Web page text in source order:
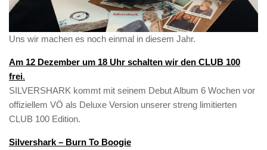
Uns wir machen es noch einmal in diesem Jahr.
Am 12 Dezember um 18 Uhr schalten wir den CLUB 100
frei.
SILVERSHARK kommt mit seinem Debut Album 6 Wochen vor
offiziellem VÖ als Deluxe Version unserer streng limitierten
CLUB 100 Edition.
Silvershark – Burn To Boogie